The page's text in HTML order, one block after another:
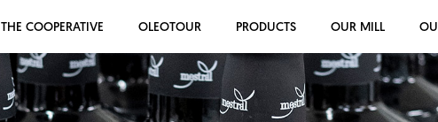
THE COOPERATIVE OLEOTOUR PRODUCTS OUR MILL